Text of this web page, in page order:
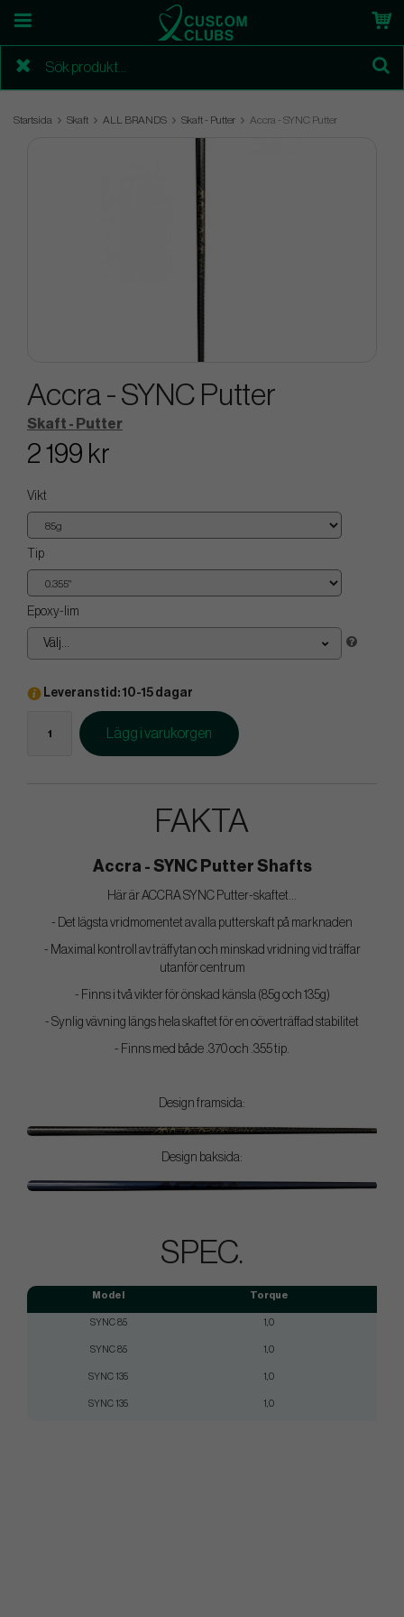
Startsida Skaft ALL BRANDS Skaft - Putter Accra - SYNC Putter
Accra - SYNC Putter
Skaft - Putter
2 199 kr
Vikt
Tip
Epoxy-lim
Välj...
Leveranstid: 10-15 dagar
Lägg i varukorgen
FAKTA
Accra - SYNC Putter Shafts
Här är ACCRA SYNC Putter-skaftet...
- Det lägsta vridmomentet av alla putterskaft på marknaden
- Maximal kontroll av träffytan och minskad vridning vid träffar
utanför centrum
- Finns i två vikter för önskad känsla (85g och 135g)
- Synlig vävning längs hela skaftet för en oöverträffad stabilitet
- Finns med både .370 och .355 tip.
Design framsida:
Design baksida:
SPEC.
Model Torque
SYNC 85 1,0
SYNC 85 1,0
SYNC 135 1,0
SYNC 135 1,0